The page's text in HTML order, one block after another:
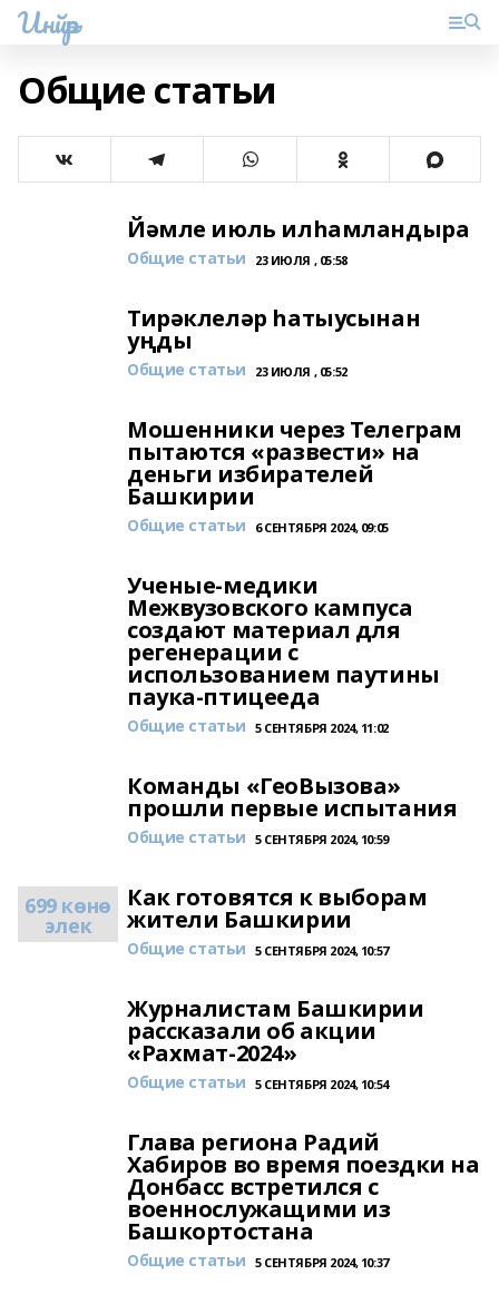
Инйәр
Общие статьи
Йәмле июль илһамландыра
Общие статьи 23 ИЮЛЯ , 05:58
Тирәклеләр һатыусынан
уңды
Общие статьи 23 ИЮЛЯ , 05:52
Мошенники через Телеграм
пытаются «развести» на
деньги избирателей
Башкирии
Общие статьи 6 СЕНТЯБРЯ 2024, 09:05
Ученые-медики
Межвузовского кампуса
создают материал для
регенерации с
использованием паутины
паука-птицееда
Общие статьи 5 СЕНТЯБРЯ 2024, 11:02
Команды «ГеоВызова»
прошли первые испытания
Общие статьи 5 СЕНТЯБРЯ 2024, 10:59
699 көнө
элек
Как готовятся к выборам
жители Башкирии
Общие статьи 5 СЕНТЯБРЯ 2024, 10:57
Журналистам Башкирии
рассказали об акции
«Рахмат-2024»
Общие статьи 5 СЕНТЯБРЯ 2024, 10:54
Глава региона Радий
Хабиров во время поездки на
Донбасс встретился с
военнослужащими из
Башкортостана
Общие статьи 5 СЕНТЯБРЯ 2024, 10:37